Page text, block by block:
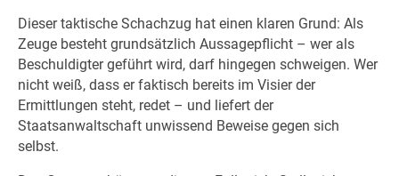
Dieser taktische Schachzug hat einen klaren Grund: Als
Zeuge besteht grundsätzlich Aussagepflicht – wer als
Beschuldigter geführt wird, darf hingegen schweigen. Wer
nicht weiß, dass er faktisch bereits im Visier der
Ermittlungen steht, redet – und liefert der
Staatsanwaltschaft unwissend Beweise gegen sich
selbst.